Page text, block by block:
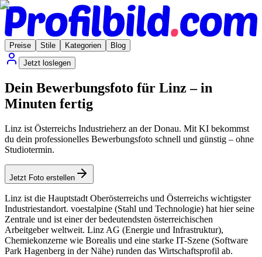
Preise Stile Kategorien
Blog
Jetzt loslegen
Dein Bewerbungsfoto für Linz – in
Minuten fertig
Linz ist Österreichs Industrieherz an der Donau. Mit KI bekommst
du dein professionelles Bewerbungsfoto schnell und günstig – ohne
Studiotermin.
Jetzt Foto erstellen
Linz ist die Hauptstadt Oberösterreichs und Österreichs wichtigster
Industriestandort. voestalpine (Stahl und Technologie) hat hier seine
Zentrale und ist einer der bedeutendsten österreichischen
Arbeitgeber weltweit. Linz AG (Energie und Infrastruktur),
Chemiekonzerne wie Borealis und eine starke IT-Szene (Software
Park Hagenberg in der Nähe) runden das Wirtschaftsprofil ab.